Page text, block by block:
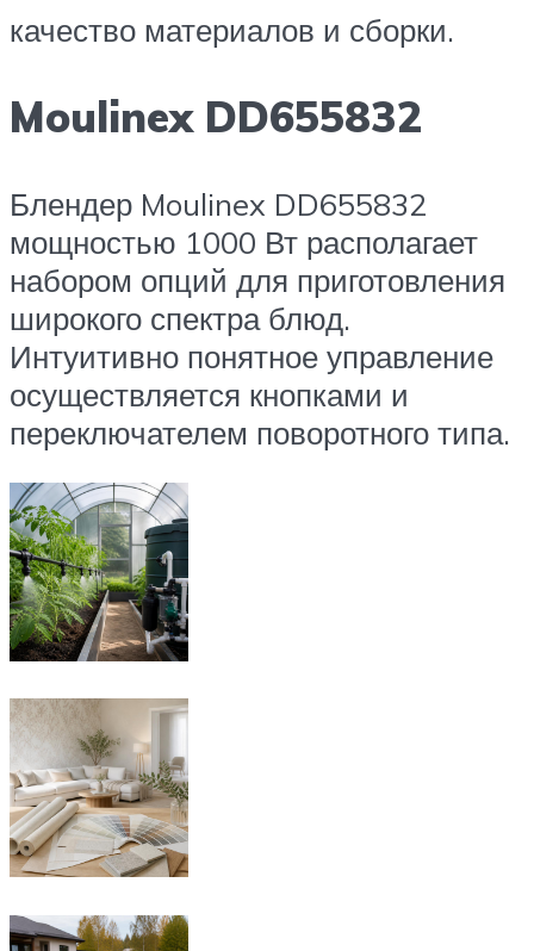
качество материалов и сборки.
Moulinex DD655832
Блендер Moulinex DD655832
мощностью 1000 Вт располагает
набором опций для приготовления
широкого спектра блюд.
Интуитивно понятное управление
осуществляется кнопками и
переключателем поворотного типа.